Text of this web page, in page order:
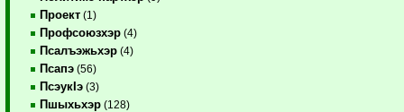
Проект (1)
Профсоюзхэр (4)
Псалъэжьхэр (4)
Псапэ (56)
ПсэукIэ (3)
Пшыхьхэр (128)